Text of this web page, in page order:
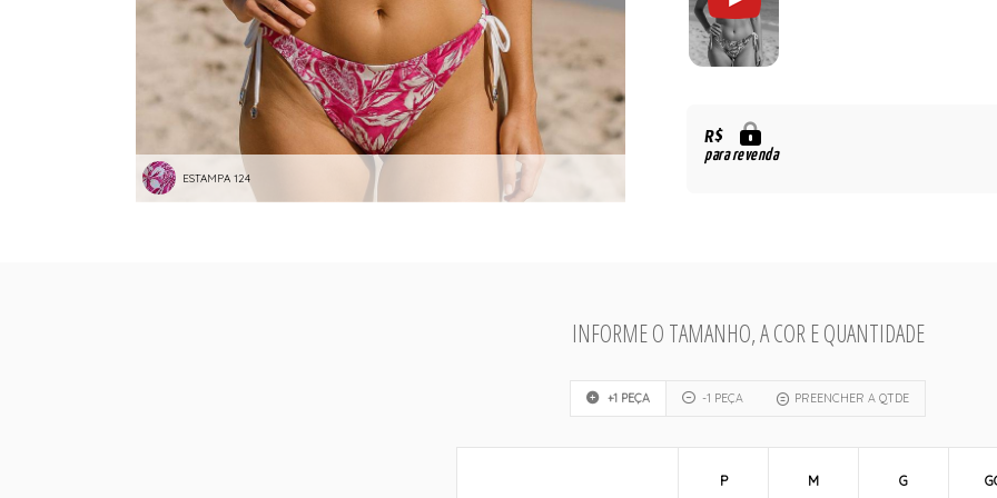
ESTAMPA 124
R$
para revenda
INFORME O TAMANHO, A COR E QUANTIDADE
+1 PEÇA -1 PEÇA PREENCHER A QTDE
P M G